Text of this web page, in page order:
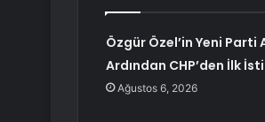
Özgür Özel’in Yeni Parti
Ardından CHP’den İlk
Ağustos 6, 2026